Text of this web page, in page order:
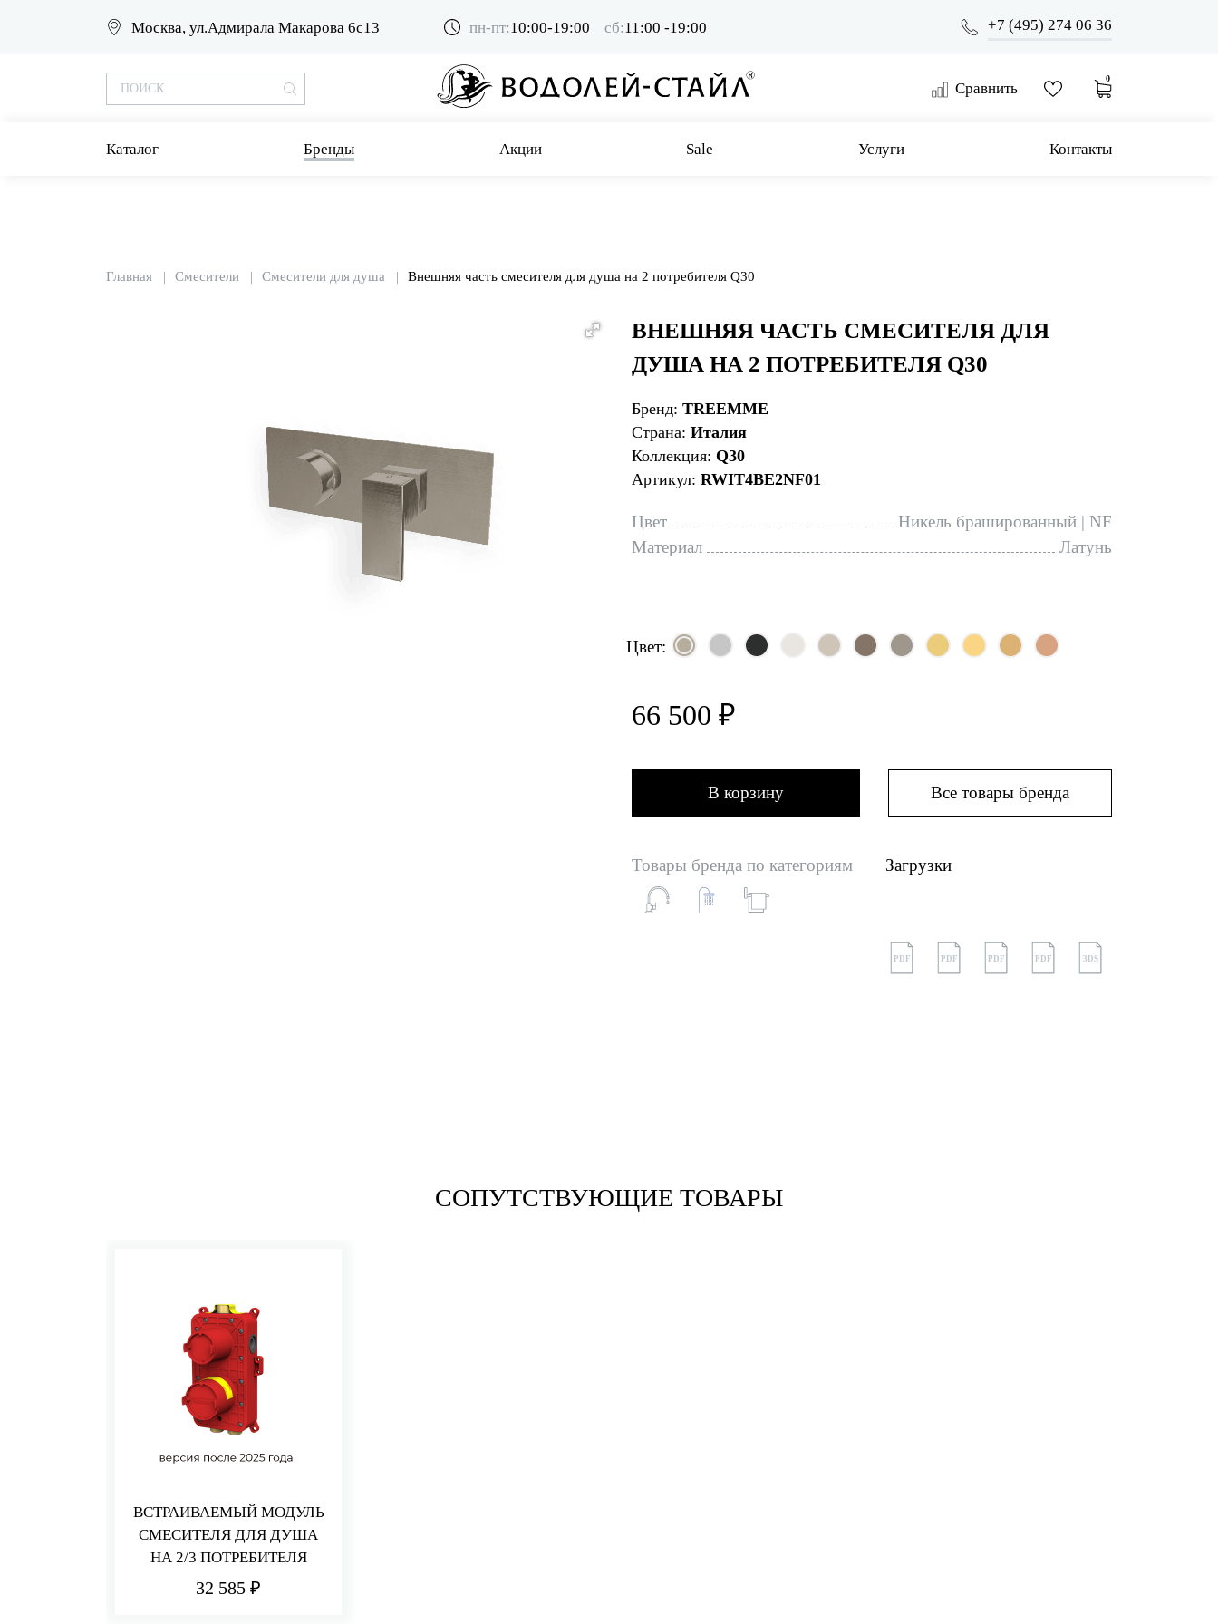
Москва, ул.Адмирала Макарова 6с13 пн-пт:10:00-19:00 сб:11:00 -19:00 +7 (495) 274 06 36
Сравнить
0
Каталог Бренды Акции Sale Услуги Контакты
Главная Смесители Смесители для душа Внешняя часть смесителя для душа на 2 потребителя Q30
ВНЕШНЯЯ ЧАСТЬ СМЕСИТЕЛЯ ДЛЯ
ДУША НА 2 ПОТРЕБИТЕЛЯ Q30
Бренд: TREEMME
Страна: Италия
Коллекция: Q30
Артикул: RWIT4BE2NF01
Цвет
Никель брашированный | NF
Материал
Латунь
Цвет:
66 500 ₽
В корзину Все товары бренда
Товары бренда по категориям Загрузки
PDF PDF PDF PDF 3DS
СОПУТСТВУЮЩИЕ ТОВАРЫ
ВСТРАИВАЕМЫЙ МОДУЛЬ
СМЕСИТЕЛЯ ДЛЯ ДУША
НА 2/3 ПОТРЕБИТЕЛЯ
32 585 ₽